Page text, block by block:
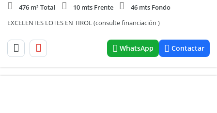
476 m² Total
10 mts Frente
46 mts Fondo
EXCELENTES LOTES EN TIROL (consulte financiación )
WhatsApp Contactar